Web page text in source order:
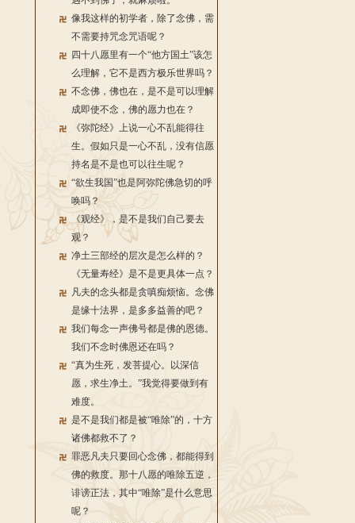
像我这样的初学者，除了念佛，需
不需要持咒念咒语呢？
四十八愿里有一个“他方国土”该怎
么理解，它不是西方极乐世界吗？
不念佛，佛也在，是不是可以理解
成即使不念，佛的愿力也在？
《弥陀经》上说一心不乱能得往
生。假如只是一心不乱，没有信愿
持名是不是也可以往生呢？
“欲生我国”也是阿弥陀佛急切的呼
唤吗？
《观经》，是不是我们自己要去
观？
净土三部经的层次是怎么样的？
《无量寿经》是不是更具体一点？
凡夫的念头都是贪嗔痴烦恼。念佛
是缘十法界，是多多益善的吧？
我们每念一声佛号都是佛的恩德。
我们不念时佛恩还在吗？
“真为生死，发菩提心。以深信
愿，求生净土。”我觉得要做到有
难度。
是不是我们都是被“唯除”的，十方
诸佛都救不了？
罪恶凡夫只要回心念佛，都能得到
佛的救度。那十八愿的唯除五逆，
诽谤正法，其中“唯除”是什么意思
呢？